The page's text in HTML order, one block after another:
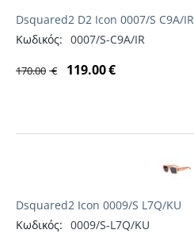
Dsquared2 D2 Icon 0007/S C9A/IR
Κωδικός: 0007/S-C9A/IR
170.00 € 119.00€
Dsquared2 Icon 0009/S L7Q/KU
Κωδικός: 0009/S-L7Q/KU